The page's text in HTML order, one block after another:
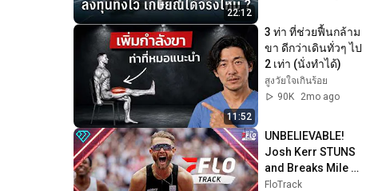
22:12
11:52
3 ท่า ที่ช่วยฟื้นกล้าม
ขา ดีกว่าเดินทั่วๆ ไป
2 เท่า (นั่งทำได้)
สูงวัยใจเกินร้อย
90K
2mo ago
UNBELIEVABLE!
Josh Kerr STUNS
and Breaks Mile
World Record for
FloTrack